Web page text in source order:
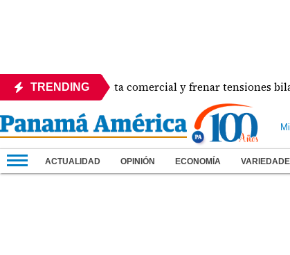
TRENDING
disputa comercial y frenar tensiones
ACTUALIDAD OPINIÓN ECONOMÍA